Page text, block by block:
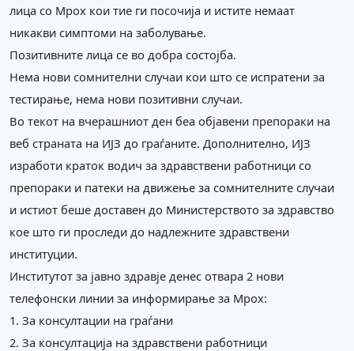
лица со Mpox кои тие ги посочија и истите немаат
никакви симптоми на заболување.
Позитивните лица се во добра состојба.
Нема нови сомнителни случаи кои што се испратени за
тестирање, нема нови позитивни случаи.
Во текот на вчерашниот ден беа објавени препораки на
веб страната на ИЈЗ до граѓаните. Дополнително, ИЈЗ
изработи краток водич за здравствени работници со
препораки и патеки на движење за сомнителните случаи
и истиот беше доставен до Министерството за здравство
кое што ги проследи до надлежните здравствени
институции.
Институтот за јавно здравје денес отвара 2 нови
телефонски линии за информирање за Mpox:
1. За консултации на граѓани
2. За консултација на здравствени работници